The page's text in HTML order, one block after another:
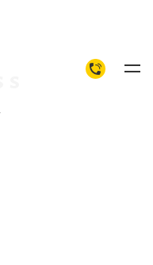
リニューアル！